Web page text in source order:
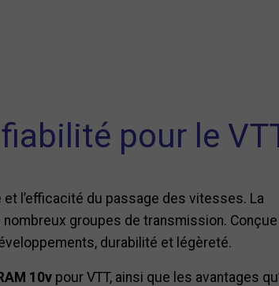
pour le
l’efficacité du passage des vitesses. La
groupes de transmission. Conçue
durabilité et légèreté.
10v pour VTT, ainsi que les avantages